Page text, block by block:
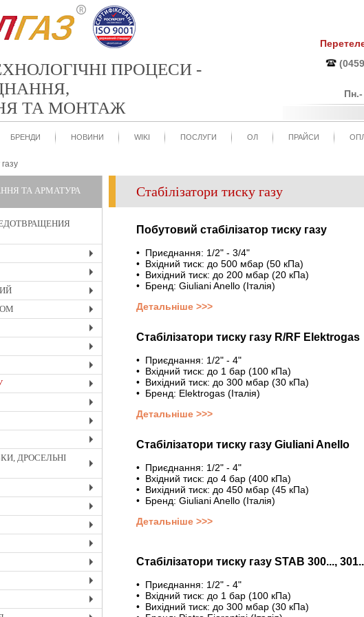
ПРОЦЕСИ -
ТА МОНТАЖ
БРЕНДИ НОВИНИ WIKI ПОСЛУГИ ОЛ ПРАЙСИ
ТА АРМАТУРА
+
+
+
+
+
+
+
+
+
+
+
+
ДРОСЕЛЬНІ
+
+
+
+
+
+
+
Стабілізатори тиску газу
Побутовий стабілізатор тиску газу
• Приєднання: 1/2" - 3/4"
• Вхідний тиск: до 500 мбар (50 кПа)
• Вихідний тиск: до 200 мбар (20 кПа)
• Бренд: Giuliani Anello (Італія)
Детальніше >>>
Cтабілізатори тиску газу R/RF Elektrogas
• Приєднання: 1/2" - 4"
• Вхідний тиск: до 1 бар (100 кПа)
• Вихідний тиск: до 300 мбар (30 кПа)
• Бренд: Elektrogas (Італія)
Детальніше >>>
Cтабілізатори тиску газу Giuliani Anello
• Приєднання: 1/2" - 4"
• Вхідний тиск: до 4 бар (400 кПа)
• Вихідний тиск: до 450 мбар (45 кПа)
• Бренд: Giuliani Anello (Італія)
Детальніше >>>
Cтабілізатори тиску газу STAB 300...,
• Приєднання: 1/2" - 4"
• Вхідний тиск: до 1 бар (100 кПа)
• Вихідний тиск: до 300 мбар (30 кПа)